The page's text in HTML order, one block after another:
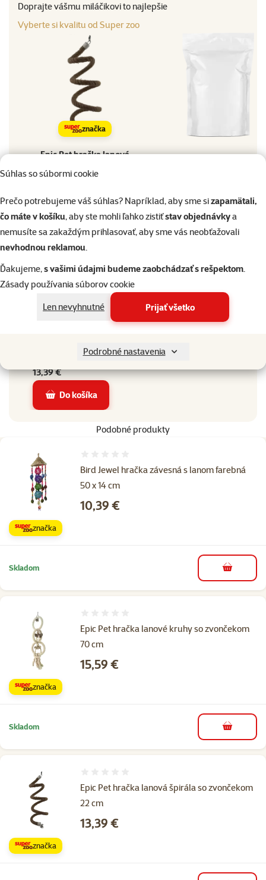
Súhlas so súbormi cookie
Prečo potrebujeme váš súhlas? Napríklad, aby sme sizapamätali,
čo máte v košíku, aby ste mohli ľahko zistiťstav objednávkya
nemusíte sa zakaždým prihlasovať, aby sme vás neobťažovali
nevhodnou reklamou.
Ďakujeme,s vašimi údajmi budeme zaobchádzať s rešpektom.
Zásady používania súborov cookie
Len nevyhnutné
Prijať všetko
Podrobné nastavenia
Doprajte vášmu miláčikovi to najlepšie
Vyberte si kvalitu od Super zoo
značka
Epic Pet hračka lanová
cm
Materiál
Bavlna, Kov
Materiál
Farba
Hnedá
Druh vtáctva
Korely, Malé papagáje,
Rozely, Stredné papagáje,
Veľké papagáje, Žako
13,39 €
Do košíka
Podobné produkty
Bird Jewel hračka závesná s lanom farebná
50 x 14 cm
Cena
10,39 €
značka
Skladom do košíka
Epic Pet hračka lanové kruhy so zvončekom
70 cm
Cena
15,59 €
značka
Skladom do košíka
Epic Pet hračka lanová špirála so zvončekom
22 cm
Cena
13,39 €
značka